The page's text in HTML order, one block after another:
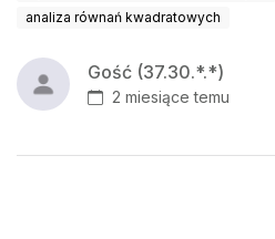
analiza równań kwadratowych
Gość (37.30.*.*)
2 miesiące temu